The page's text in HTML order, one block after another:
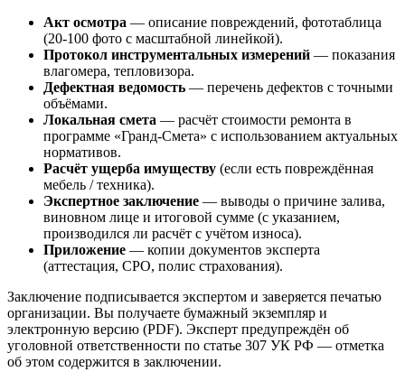
Акт осмотра — описание повреждений, фототаблица
(20-100 фото с масштабной линейкой).
Протокол инструментальных измерений — показания
влагомера, тепловизора.
Дефектная ведомость — перечень дефектов с точными
объёмами.
Локальная смета — расчёт стоимости ремонта в
программе «Гранд-Смета» с использованием актуальных
нормативов.
Расчёт ущерба имуществу (если есть повреждённая
мебель / техника).
Экспертное заключение — выводы о причине залива,
виновном лице и итоговой сумме (с указанием,
производился ли расчёт с учётом износа).
Приложение — копии документов эксперта
(аттестация, СРО, полис страхования).
Заключение подписывается экспертом и заверяется печатью
организации. Вы получаете бумажный экземпляр и
электронную версию (PDF). Эксперт предупреждён об
уголовной ответственности по статье 307 УК РФ — отметка
об этом содержится в заключении.